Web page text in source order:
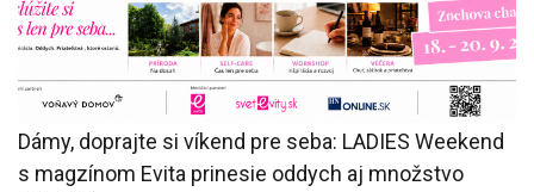
Dámy, doprajte si víkend pre seba: LADIES Weekend
s magzínom Evita prinesie oddych aj množstvo